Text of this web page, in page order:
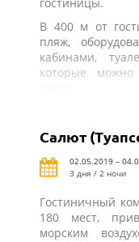
В 400 м от
пляж,
кабинами,
которые можно
Салют
02.05.2019 –
3 дня / 2 ночи
Гостиничный
180 мест,
морским